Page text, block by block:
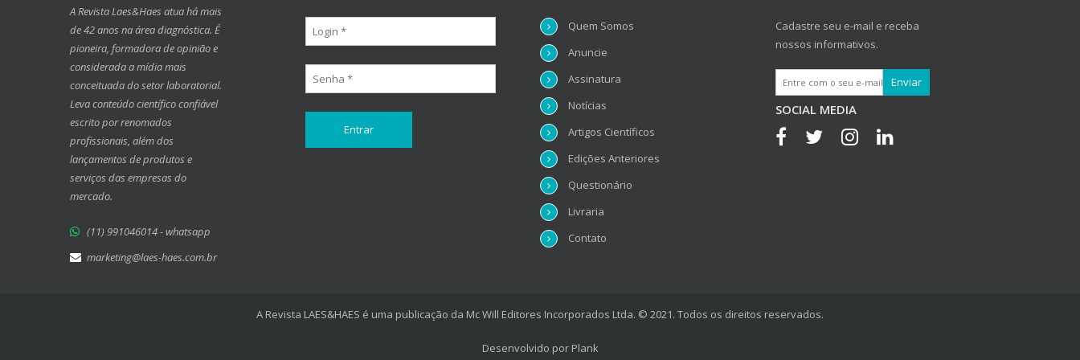
A Revista Laes&Haes atua há mais
de 42 anos na área diagnóstica. É
pioneira, formadora de opinião e
considerada a mídia mais
conceituada do setor laboratorial.
Leva conteúdo científico confiável
escrito por renomados
profissionais, além dos
lançamentos de produtos e
serviços das empresas do
mercado.
(11) 991046014 - whatsapp
marketing@laes-haes.com.br
Quem Somos
Anuncie
Assinatura
Notícias
Artigos Científicos
Edições Anteriores
Questionário
Livraria
Contato
Cadastre seu e-mail e receba
nossos informativos.
SOCIAL MEDIA
A Revista LAES&HAES é uma publicação da Mc Will Editores Incorporados Ltda. © 2021. Todos os direitos reservados.
Desenvolvido por Plank